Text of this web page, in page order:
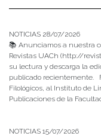
NOTICIAS 28/07/2026
📚 Anunciamos a nuestra
Revistas UACh (http://
su lectura y descarga la
publicado recientemente.
Filológicos, al Instituto de
Publicaciones de la
NOTICIAS 15/07/2026